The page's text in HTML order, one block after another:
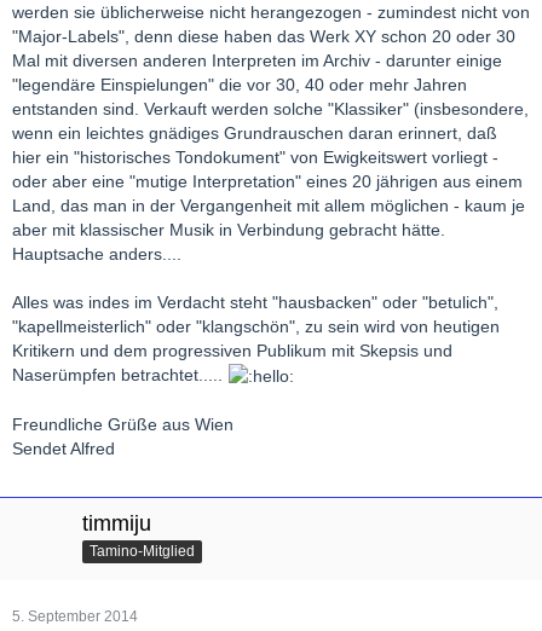
werden sie üblicherweise nicht herangezogen - zumindest nicht von
"Major-Labels", denn diese haben das Werk XY schon 20 oder 30
Mal mit diversen anderen Interpreten im Archiv - darunter einige
"legendäre Einspielungen" die vor 30, 40 oder mehr Jahren
entstanden sind. Verkauft werden solche "Klassiker" (insbesondere,
wenn ein leichtes gnädiges Grundrauschen daran erinnert, daß
hier ein "historisches Tondokument" von Ewigkeitswert vorliegt -
oder aber eine "mutige Interpretation" eines 20 jährigen aus einem
Land, das man in der Vergangenheit mit allem möglichen - kaum je
aber mit klassischer Musik in Verbindung gebracht hätte.
Hauptsache anders....
Alles was indes im Verdacht steht "hausbacken" oder "betulich",
"kapellmeisterlich" oder "klangschön", zu sein wird von heutigen
Kritikern und dem progressiven Publikum mit Skepsis und
Naserümpfen betrachtet.....
Freundliche Grüße aus Wien
Sendet Alfred
timmiju
Tamino-Mitglied
5. September 2014